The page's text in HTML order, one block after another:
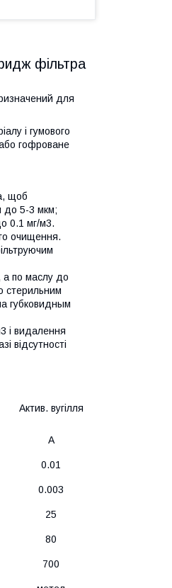
фільтра
для
і гумового
гофроване
щоб
до 5-3 мкм;
0.1 мг/м3.
очищення.
а по маслу до
стерильним
губковидным
і видалення
відсутності
Актив. вугілля
A
0.01
0.003
25
80
700